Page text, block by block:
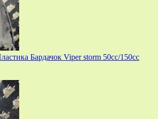
Бардачок Viper storm 50cc/150cc